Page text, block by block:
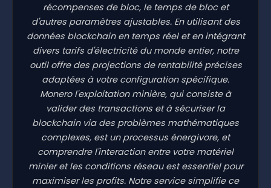
récompenses de bloc, le temps de bloc et
d'autres paramètres ajustables. En utilisant des
données blockchain en temps réel et en intégrant
divers tarifs d'électricité du monde entier, notre
outil offre des projections de rentabilité précises
adaptées à votre configuration spécifique.
Monero l'exploitation minière, qui consiste à
valider des transactions et à sécuriser la
blockchain via des problèmes mathématiques
complexes, est un processus énergivore, et
comprendre l'interaction entre votre matériel
minier et les conditions réseau est essentiel pour
maximiser les profits. Notre service simplifie ce